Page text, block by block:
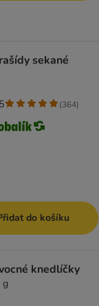
sekané
(364)
do košíku
knedlíčky
g